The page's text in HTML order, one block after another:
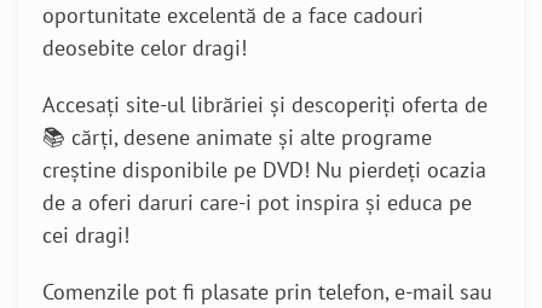
oportunitate excelentă de a face cadouri
deosebite celor dragi!
Accesați site-ul librăriei și descoperiți oferta de
📚 cărți, desene animate și alte programe
creștine disponibile pe DVD! Nu pierdeți ocazia
de a oferi daruri care-i pot inspira și educa pe
cei dragi!
Comenzile pot fi plasate prin telefon, e-mail sau